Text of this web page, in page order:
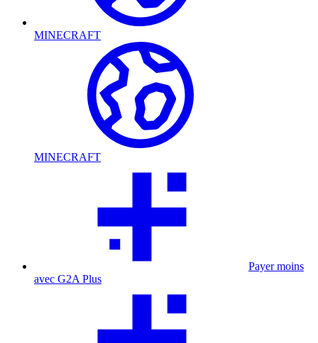
MINECRAFT
MINECRAFT
Payer moins
avec G2A Plus